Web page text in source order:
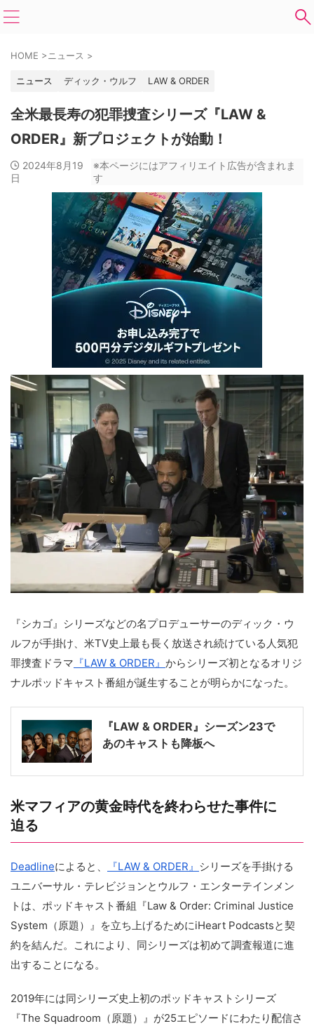
HOME >ニュース >
ニュース ディック・ウルフ LAW & ORDER
全米最長寿の犯罪捜査シリーズ『LAW &
ORDER』新プロジェクトが始動！
2024年8月19
日
※本ページにはアフィリエイト広告が含まれま
す
『シカゴ』シリーズなどの名プロデューサーのディック・ウ
ルフが手掛け、米TV史上最も長く放送され続けている人気犯
罪捜査ドラマ 『LAW & ORDER』 からシリーズ初となるオリジ
ナルポッドキャスト番組が誕生することが明らかになった。
『LAW & ORDER』シーズン23で
あのキャストも降板へ
米マフィアの黄金時代を終わらせた事件に
迫る
Deadlineによると、 『LAW & ORDER』 シリーズを手掛ける
ユニバーサル・テレビジョンとウルフ・エンターテインメン
トは、ポッドキャスト番組『Law & Order: Criminal Justice
System（原題）』を立ち上げるためにiHeart Podcastsと契
約を結んだ。これにより、同シリーズは初めて調査報道に進
出することになる。
2019年には同シリーズ史上初のポッドキャストシリーズ
『The Squadroom（原題）』が25エピソードにわたり配信さ